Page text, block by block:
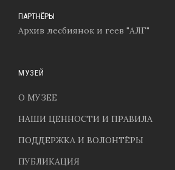
ПАРТНЁРЫ
Архив лесбиянок и геев "АЛГ"
МУЗЕЙ
О МУЗЕЕ
НАШИ ЦЕННОСТИ И ПРАВИЛА
ПОДДЕРЖКА И ВОЛОНТЁРЫ
ПУБЛИКАЦИЯ